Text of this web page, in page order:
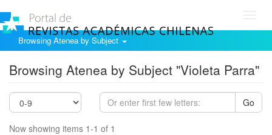
Browsing Atenea by Subject
Browsing Atenea by Subject "Violeta Parra"
Go
Now showing items 1-1 of 1